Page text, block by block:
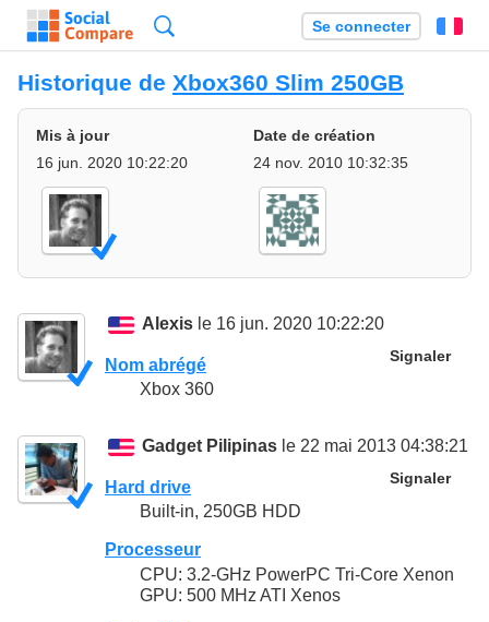
Se connecter
Historique de Xbox360 Slim 250GB
Mis à jour
16 jun. 2020 10:22:20
Date de création
24 nov. 2010 10:32:35
Alexis le 16 jun. 2020 10:22:20
Signaler
Nom abrégé
Xbox 360
Gadget Pilipinas le 22 mai 2013 04:38:21
Signaler
Hard drive
Built-in, 250GB HDD
Processeur
CPU: 3.2-GHz PowerPC Tri-Core Xenon
GPU: 500 MHz ATI Xenos